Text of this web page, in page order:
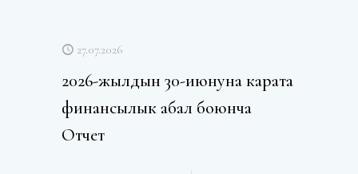
27.07.2026
2026-жылдын 30-июнуна карата
финансылык абал боюнча
Отчет